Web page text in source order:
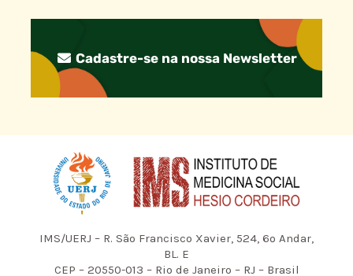
Cadastre-se na nossa Newsletter
IMS/UERJ – R. São Francisco Xavier, 524, 6º Andar,
BL. E
CEP – 20550-013 – Rio de Janeiro – RJ – Brasil